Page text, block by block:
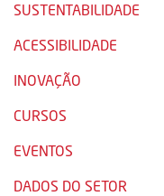
SUSTENTABILIDADE
ACESSIBILIDADE
INOVAÇÃO
CURSOS
EVENTOS
DADOS DO SETOR